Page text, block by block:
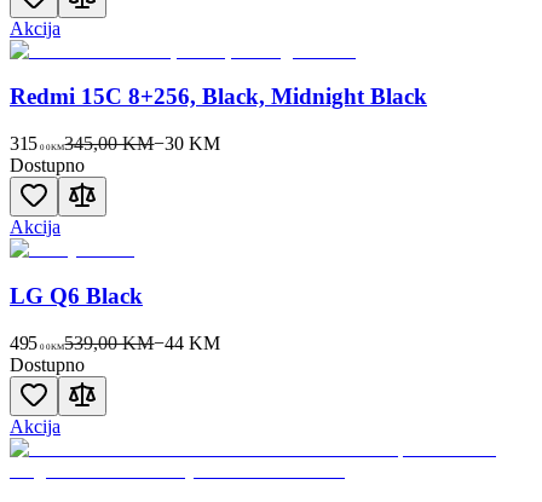
Akcija
Redmi 15C 8+256, Black, Midnight Black
315 00KM345,00 KM−30 KM
Dostupno
Akcija
LG Q6 Black
495 00KM539,00 KM−44 KM
Dostupno
Akcija